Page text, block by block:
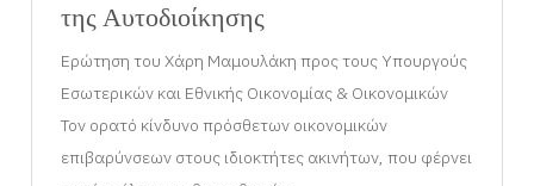
της Αυτοδιοίκησης
Ερώτηση του Χάρη Μαμουλάκη προς τους Υπουργούς
Εσωτερικών και Εθνικής Οικονομίας & Οικονομικών
Τον ορατό κίνδυνο πρόσθετων οικονομικών
επιβαρύνσεων στους ιδιοκτήτες ακινήτων, που φέρνει